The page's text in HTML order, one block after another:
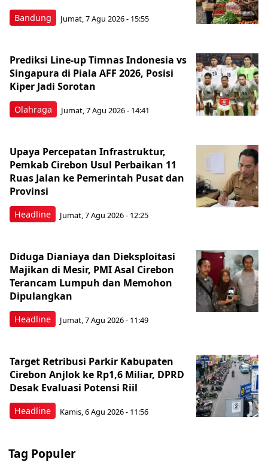
Bandung Jumat, 7 Agu 2026 - 15:55
Olahraga
Prediksi Line-up Timnas Indonesia vs
Singapura di Piala AFF 2026, Posisi
Kiper Jadi Sorotan
Jumat, 7 Agu 2026 - 14:41
Headline
Upaya Percepatan Infrastruktur,
Pemkab Cirebon Usul Perbaikan 11
Ruas Jalan ke Pemerintah Pusat dan
Provinsi
Jumat, 7 Agu 2026 - 12:25
Headline
Diduga Dianiaya dan Dieksploitasi
Majikan di Mesir, PMI Asal Cirebon
Terancam Lumpuh dan Memohon
Dipulangkan
Jumat, 7 Agu 2026 - 11:49
Headline
Target Retribusi Parkir Kabupaten
Cirebon Anjlok ke Rp1,6 Miliar, DPRD
Desak Evaluasi Potensi Riil
Kamis, 6 Agu 2026 - 11:56
Tag Populer